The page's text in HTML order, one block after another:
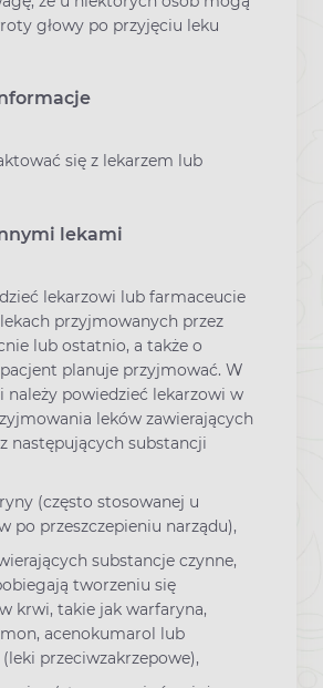
głowy po przyjęciu leku
się z lekarzem lub
lekami
lekarzowi lub farmaceucie
przyjmowanych przez
lub ostatnio, a także o
planuje przyjmować. W
należy powiedzieć lekarzowi w
leków zawierających
następujących substancji
(często stosowanej u
po przeszczepieniu narządu),
substancje czynne,
tworzeniu się
krwi, takie jak warfaryna,
acenokumarol lub
przeciwzakrzepowe),